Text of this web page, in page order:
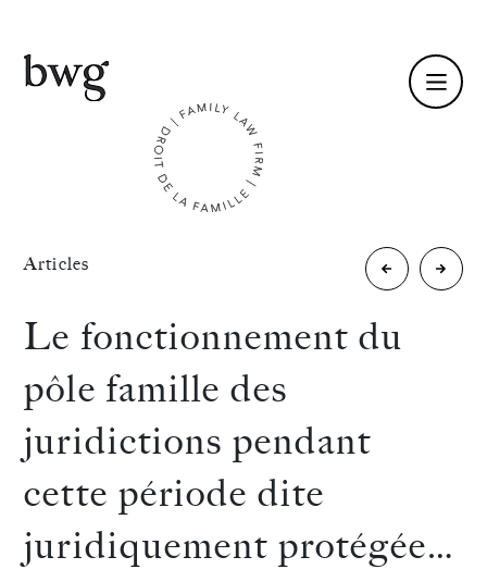
Actualités
International
The Alliance
Funérailles
état
sanitaire
»
«
Les
Articles
Le fonctionnement du
pôle famille des
juridictions pendant
cette période dite
juridiquement protégée…